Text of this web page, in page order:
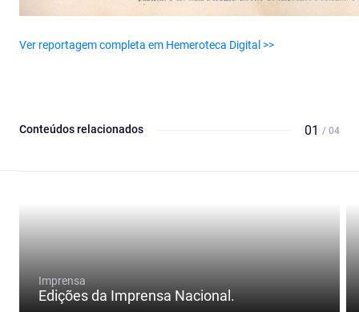
Ver reportagem completa em Hemeroteca Digital >>
Conteúdos relacionados 01 / 04
Imprensa
Edições da Imprensa Nacional.